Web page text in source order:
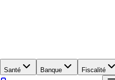
Santé Banque Fiscalité